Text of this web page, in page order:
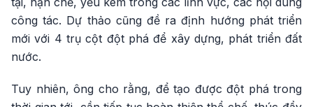
công tác. Dự thảo cũng đề ra định hướng phát triển
mới với 4 trụ cột đột phá để xây dựng, phát triển đất
nước.
Tuy nhiên, ông cho rằng, để tạo được đột phá trong